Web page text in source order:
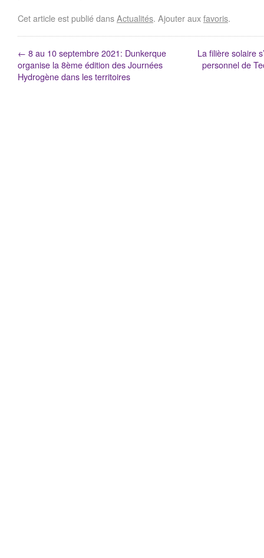
Cet article est publié dansActualités. Ajouter auxfavoris.
← 8 au 10 septembre 2021: Dunkerque
organise la 8ème édition des Journées
Hydrogène dans les territoires
La filière solaire
personnel de